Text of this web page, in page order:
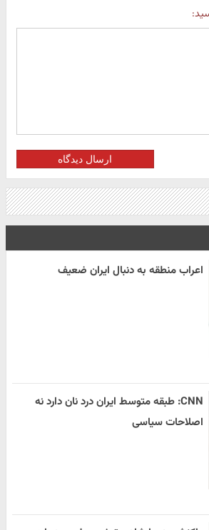
ارسال دیدگاه
اعراب منطقه به دنبال ایران ضعیف
CNN: طبقه متوسط ایران درد نان دارد نه
اصلاحات سیاسی